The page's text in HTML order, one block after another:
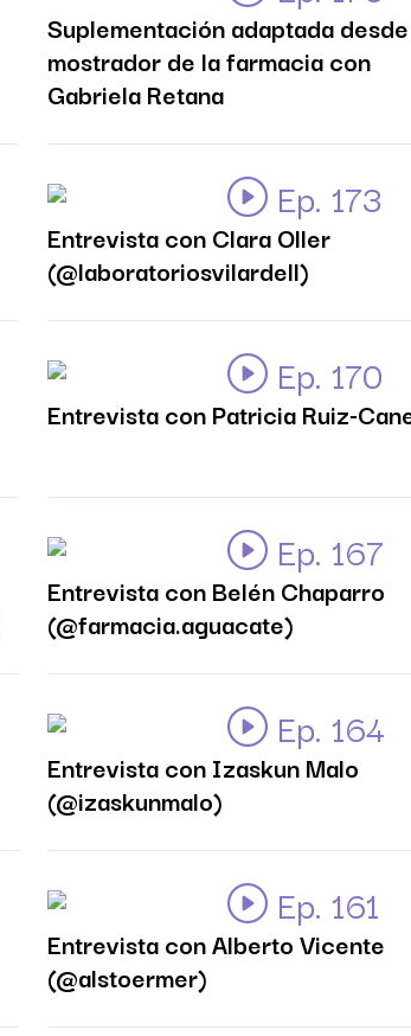
Suplementación adaptada
mostrador de la farmacia con
Gabriela Retana
Ep. 173
Entrevista con Clara Oller
(@laboratoriosvilardell)
Ep. 170
Entrevista con Patricia Ruiz-
Ep. 167
Entrevista con Belén Chaparro
(@farmacia.aguacate)
Ep. 164
Entrevista con Izaskun Malo
(@izaskunmalo)
Ep. 161
Entrevista con Alberto Vicente
(@alstoermer)